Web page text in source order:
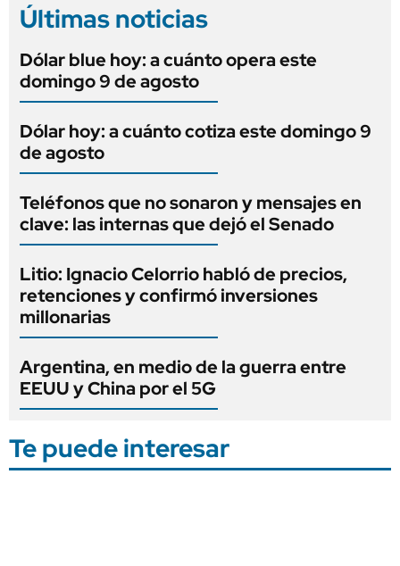
Últimas noticias
Dólar blue hoy: a cuánto opera este
domingo 9 de agosto
Dólar hoy: a cuánto cotiza este domingo 9
de agosto
Teléfonos que no sonaron y mensajes en
clave: las internas que dejó el Senado
Litio: Ignacio Celorrio habló de precios,
retenciones y confirmó inversiones
millonarias
Argentina, en medio de la guerra entre
EEUU y China por el 5G
Te puede interesar